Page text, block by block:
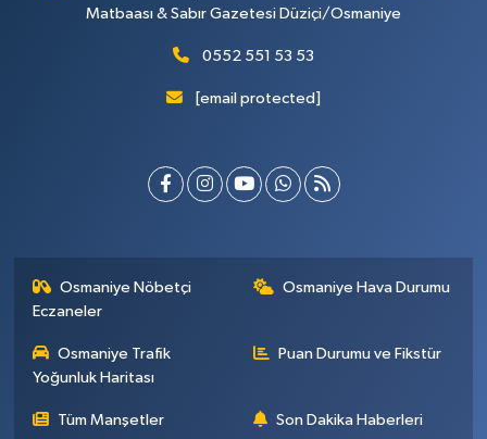
Matbaası & Sabır Gazetesi Düziçi/Osmaniye
0552 551 53 53
[email protected]
Osmaniye Nöbetçi
Eczaneler
Osmaniye Hava Durumu
Osmaniye Trafik
Yoğunluk Haritası
Puan Durumu ve Fikstür
Tüm Manşetler Son Dakika Haberleri